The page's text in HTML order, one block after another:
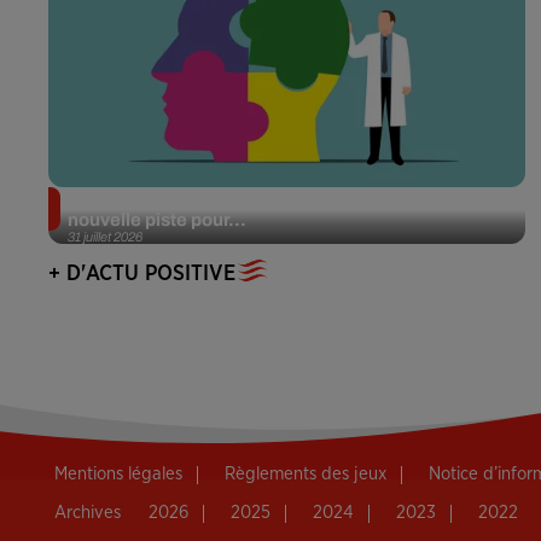
31 juillet 2026
nouvelle piste pour...
+ D'ACTU POSITIVE
Mentions légales Règlements des jeux Notice
Archives 2026 2025 2024 2023 2022